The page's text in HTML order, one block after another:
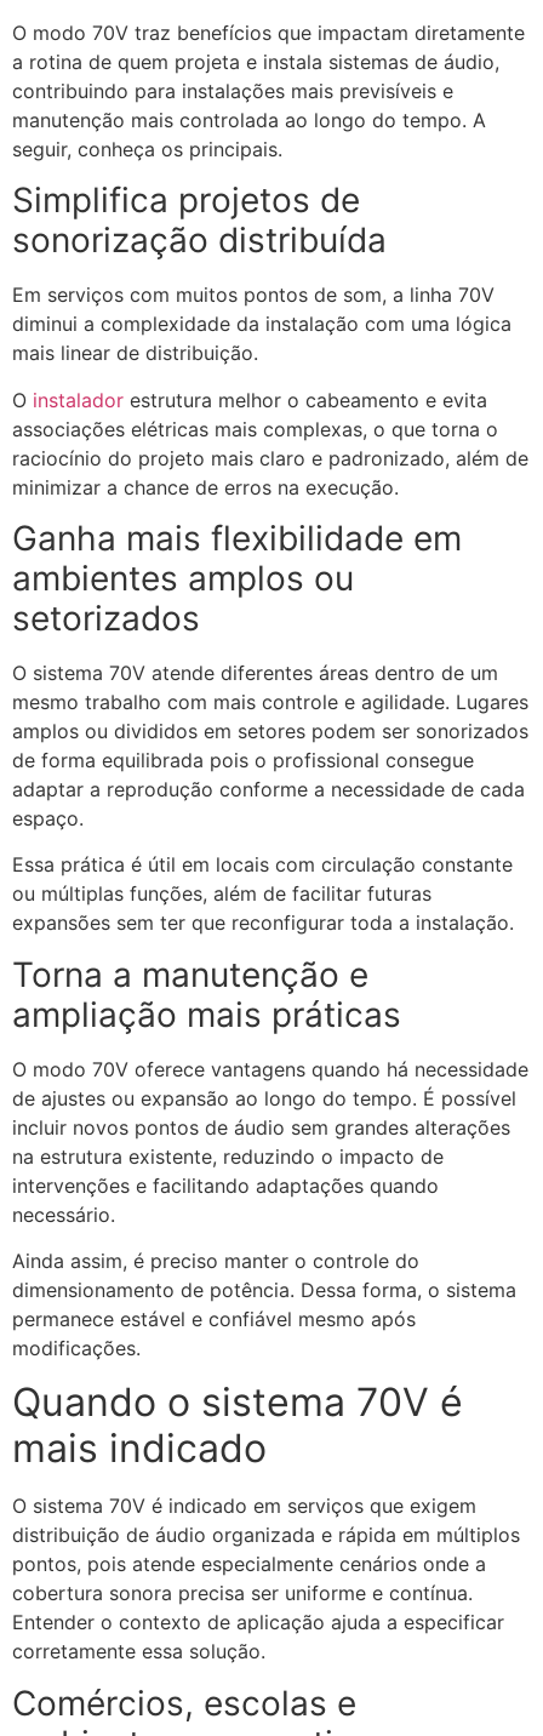
O modo 70V traz benefícios que impactam diretamente
a rotina de quem projeta e instala sistemas de áudio,
contribuindo para instalações mais previsíveis e
manutenção mais controlada ao longo do tempo. A
seguir, conheça os principais.
Simplifica projetos de
sonorização distribuída
Em serviços com muitos pontos de som, a linha 70V
diminui a complexidade da instalação com uma lógica
mais linear de distribuição.
O instalador estrutura melhor o cabeamento e evita
associações elétricas mais complexas, o que torna o
raciocínio do projeto mais claro e padronizado, além de
minimizar a chance de erros na execução.
Ganha mais flexibilidade em
ambientes amplos ou
setorizados
O sistema 70V atende diferentes áreas dentro de um
mesmo trabalho com mais controle e agilidade. Lugares
amplos ou divididos em setores podem ser sonorizados
de forma equilibrada pois o profissional consegue
adaptar a reprodução conforme a necessidade de cada
espaço.
Essa prática é útil em locais com circulação constante
ou múltiplas funções, além de facilitar futuras
expansões sem ter que reconfigurar toda a instalação.
Torna a manutenção e
ampliação mais práticas
O modo 70V oferece vantagens quando há necessidade
de ajustes ou expansão ao longo do tempo. É possível
incluir novos pontos de áudio sem grandes alterações
na estrutura existente, reduzindo o impacto de
intervenções e facilitando adaptações quando
necessário.
Ainda assim, é preciso manter o controle do
dimensionamento de potência. Dessa forma, o sistema
permanece estável e confiável mesmo após
modificações.
Quando o sistema 70V é
mais indicado
O sistema 70V é indicado em serviços que exigem
distribuição de áudio organizada e rápida em múltiplos
pontos, pois atende especialmente cenários onde a
cobertura sonora precisa ser uniforme e contínua.
Entender o contexto de aplicação ajuda a especificar
corretamente essa solução.
Comércios, escolas e